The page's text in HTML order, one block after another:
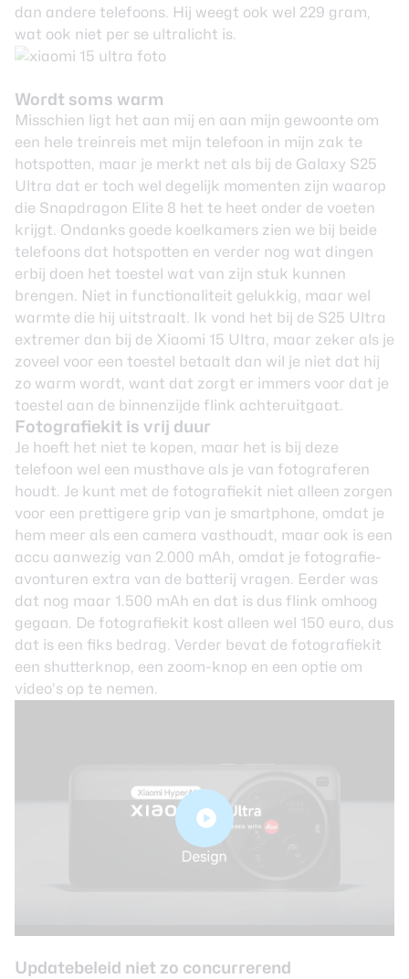
dan andere telefoons. Hij weegt ook wel 229 gram,
wat ook niet per se ultralicht is.
Wordt soms warm
Misschien ligt het aan mij en aan mijn gewoonte om
een hele treinreis met mijn telefoon in mijn zak te
hotspotten, maar je merkt net als bij de Galaxy S25
Ultra dat er toch wel degelijk momenten zijn waarop
die Snapdragon Elite 8 het te heet onder de voeten
krijgt. Ondanks goede koelkamers zien we bij beide
telefoons dat hotspotten en verder nog wat dingen
erbij doen het toestel wat van zijn stuk kunnen
brengen. Niet in functionaliteit gelukkig, maar wel
warmte die hij uitstraalt. Ik vond het bij de S25 Ultra
extremer dan bij de Xiaomi 15 Ultra, maar zeker als je
zoveel voor een toestel betaalt dan wil je niet dat hij
zo warm wordt, want dat zorgt er immers voor dat je
toestel aan de binnenzijde flink achteruitgaat.
Fotografiekit is vrij duur
Je hoeft het niet te kopen, maar het is bij deze
telefoon wel een musthave als je van fotograferen
houdt. Je kunt met de fotografiekit niet alleen zorgen
voor een prettigere grip van je smartphone, omdat je
hem meer als een camera vasthoudt, maar ook is een
accu aanwezig van 2.000 mAh, omdat je fotografie-
avonturen extra van de batterij vragen. Eerder was
dat nog maar 1.500 mAh en dat is dus flink omhoog
gegaan. De fotografiekit kost alleen wel 150 euro, dus
dat is een fiks bedrag. Verder bevat de fotografiekit
een shutterknop, een zoom-knop en een optie om
video’s op te nemen.
Updatebeleid niet zo concurrerend